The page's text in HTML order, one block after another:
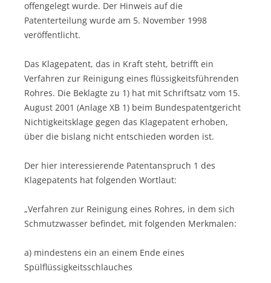
offengelegt wurde. Der Hinweis auf die
Patenterteilung wurde am 5. November 1998
veröffentlicht.
Das Klagepatent, das in Kraft steht, betrifft ein
Verfahren zur Reinigung eines flüssigkeitsführenden
Rohres. Die Beklagte zu 1) hat mit Schriftsatz vom 15.
August 2001 (Anlage XB 1) beim Bundespatentgericht
Nichtigkeitsklage gegen das Klagepatent erhoben,
über die bislang nicht entschieden worden ist.
Der hier interessierende Patentanspruch 1 des
Klagepatents hat folgenden Wortlaut:
„Verfahren zur Reinigung eines Rohres, in dem sich
Schmutzwasser befindet, mit folgenden Merkmalen:
a) mindestens ein an einem Ende eines
Spülflüssigkeitsschlauches